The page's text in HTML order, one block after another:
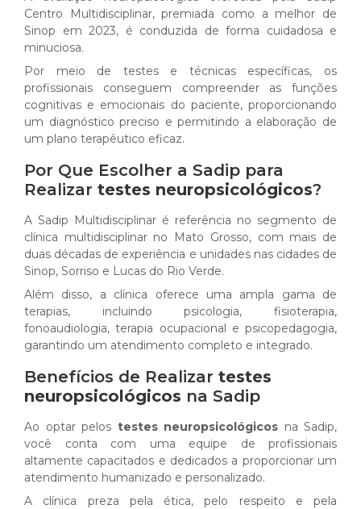
Centro Multidisciplinar, premiada como a melhor de
Sinop em 2023, é conduzida de forma cuidadosa e
minuciosa.
Por meio de testes e técnicas específicas, os
profissionais conseguem compreender as funções
cognitivas e emocionais do paciente, proporcionando
um diagnóstico preciso e permitindo a elaboração de
um plano terapêutico eficaz.
Por Que Escolher a Sadip para
Realizar testes neuropsicológicos?
A Sadip Multidisciplinar é referência no segmento de
clínica multidisciplinar no Mato Grosso, com mais de
duas décadas de experiência e unidades nas cidades de
Sinop, Sorriso e Lucas do Rio Verde.
Além disso, a clínica oferece uma ampla gama de
terapias, incluindo psicologia, fisioterapia,
fonoaudiologia, terapia ocupacional e psicopedagogia,
garantindo um atendimento completo e integrado.
Benefícios de Realizar testes
neuropsicológicos na Sadip
Ao optar pelos testes neuropsicológicos na Sadip,
você conta com uma equipe de profissionais
altamente capacitados e dedicados a proporcionar um
atendimento humanizado e personalizado.
A clínica preza pela ética, pelo respeito e pela